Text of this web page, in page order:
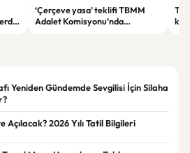
‘Çerçeve yasa’ teklifi TBMM
Adalet Komisyonu’nda
Yeniden Gündemde Sevgilisi İçin Silaha
2026 Yılı Tatil Bilgileri